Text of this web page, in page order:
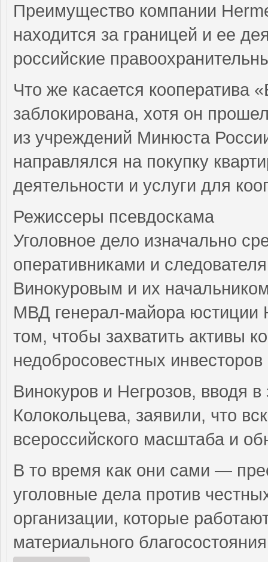
Преимущество компании
находится за границей и ее
российские
Что же касается кооператива
заблокирована, хотя он
из учреждений Минюста
направлялся на покупку
деятельности и услуги для
Режиссеры псевдоскама
Уголовное дело изначально
оперативниками и
Винокуровым и их
МВД генерал-майора юстиции
том, чтобы захватить активы
недобросовестных
Винокуров и Негрозов, вводя
Колокольцева, заявили, что
всероссийского масштаба и
В то время как они сами —
уголовные дела против
организации, которые
материального